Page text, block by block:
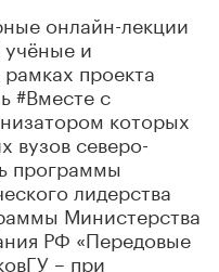
онлайн-лекции
и
проекта
#Вместе с
которых
вузов северо-
программы
лидерства
Министерства
РФ «Передовые
– при